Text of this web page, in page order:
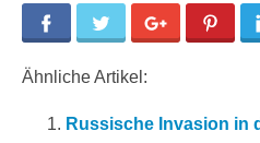
Facebook Twitter Google+
Ähnliche Artikel:
Russische Invasion in